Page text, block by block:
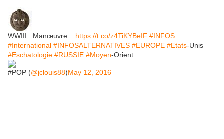
WWIII : Manœuvre... https://t.co/z4TiKYBeIF #INFOS
#International #INFOSALTERNATIVES #EUROPE #Etats-Unis
#Eschatologie #RUSSIE #Moyen-Orient
#POP (@jclouis88)May 12, 2016